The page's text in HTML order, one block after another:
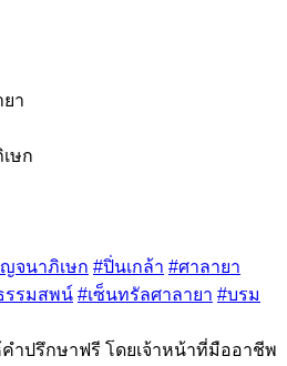
า
ษก
จนาภิเษก #ปิ่นเกล้า #ศาลายา
รรมสพน์ #เซ็นทรัลศาลายา #บรม
ำปรึกษาฟรี โดยเจ้าหน้าที่มืออาชีพ